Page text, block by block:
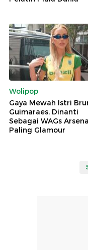
Wolipop
Gaya Mewah Istri
Guimaraes, Dinanti
Sebagai WAGs
Paling Glamour